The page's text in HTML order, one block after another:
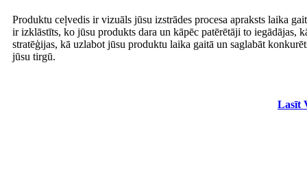
Produktu ceļvedis ir vizuāls jūsu izstrādes procesa apraksts laika
ir izklāstīts, ko jūsu produkts dara un kāpēc patērētāji to iegādājas,
stratēģijas, kā uzlabot jūsu produktu laika gaitā un saglabāt
jūsu tirgū.
Lasīt